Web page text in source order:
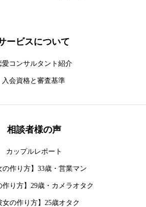
ービスについて
愛コンサルタント紹介
入会資格と審査基準
相談者様の声
カップルレポート
の作り方】33歳・営業マン
作り方】29歳・カメラオタク
女の作り方】25歳オタク